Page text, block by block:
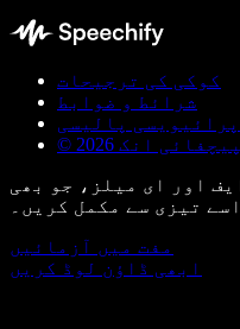
کوکی کی ترجیحات
شرائط و ضوابط
پرائیویسی پالیسی
انک 2026
اور ای میلز، جو بھی
تیزی سے مکمل کریں۔
مفت میں آزمائیں
ابھی ڈاؤن لوڈ کریں